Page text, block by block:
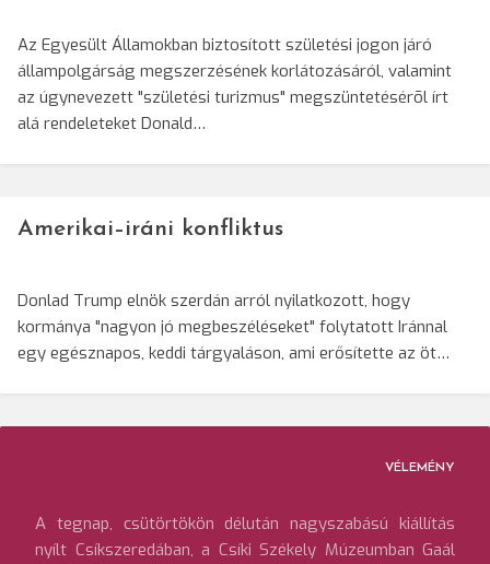
Az Egyesült Államokban biztosított születési jogon járó
állampolgárság megszerzésének korlátozásáról, valamint
az úgynevezett "születési turizmus" megszüntetésérõl írt
alá rendeleteket Donald…
Amerikai–iráni konfliktus
Donlad Trump elnök szerdán arról nyilatkozott, hogy
kormánya "nagyon jó megbeszéléseket" folytatott Iránnal
egy egésznapos, keddi tárgyaláson, ami erősítette az öt…
VÉLEMÉNY
A tegnap, csütörtökön délután nagyszabású kiállítás
nyílt Csíkszeredában, a Csíki Székely Múzeumban Gaál